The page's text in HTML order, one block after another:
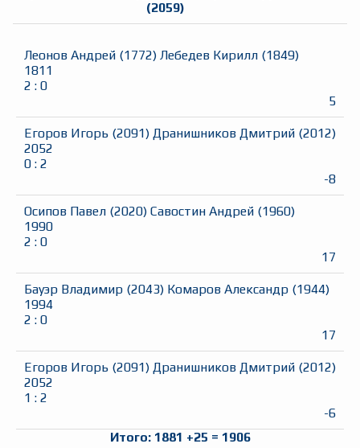
(2059)
Леонов Андрей (1772) Лебедев Кирилл (1849)
1811
2 : 0
5
Егоров Игорь (2091) Дранишников Дмитрий (2012)
2052
0 : 2
-8
Осипов Павел (2020) Савостин Андрей (1960)
1990
2 : 0
17
Бауэр Владимир (2043) Комаров Александр (1944)
1994
2 : 0
17
Егоров Игорь (2091) Дранишников Дмитрий (2012)
2052
1 : 2
-6
Итого: 1881 +25 = 1906